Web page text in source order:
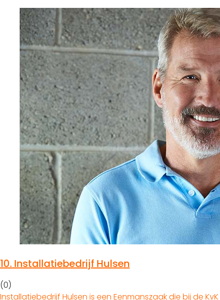
10. Installatiebedrijf Hulsen
(0)
Installatiebedrijf Hulsen is een Eenmanszaak die bij de KvK